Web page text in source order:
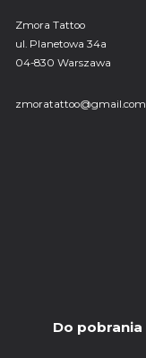
Zmora Tattoo
ul. Planetowa 34a
04-830 Warszawa
zmoratattoo@gmail.com
Do pobrania